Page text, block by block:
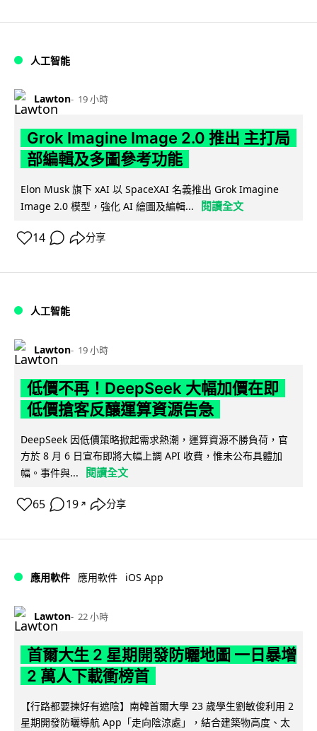
人工智能
Lawton 19 小時
Grok Imagine Image 2.0 推出 主打局
部編輯及多圖參考功能
Elon Musk 旗下 xAI 以 SpaceXAI 名義推出 Grok Imagine
Image 2.0 模型，強化 AI 繪圖及編輯...
閱讀全文
14 分享
人工智能
Lawton 19 小時
低價不再！DeepSeek 大幅加價在即
低價搶客反釀運算資源告急
DeepSeek 因低價策略掀起需求熱潮，運算資源不勝負荷，官
方於 8 月 6 日宣布即將大幅上調 API 收費，惟未公布具體加
幅。事件與...
閱讀全文
65 19 ↗ 分享
應用軟件 應用軟件 iOS App
Lawton 22 小時
首爾大生 2 星期開發防曬地圖 一日暴增
2 萬人下載衝榜首
【行路都要揀好有遮陰】南韓首爾大學 23 歲學生劉敏俊利用 2
星期開發防曬導航 App「走向陰涼處」，結合建築物高度、太